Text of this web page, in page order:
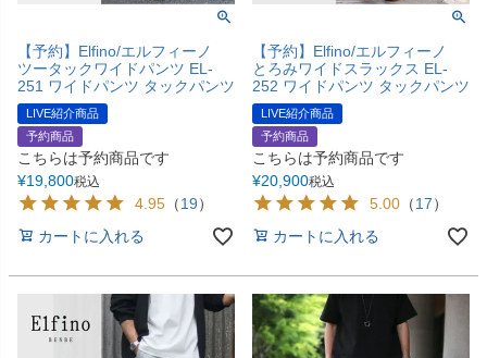
【予約】Elfino/エルフィーノ
ツータックワイドパンツ EL-
251 ワイドパンツ タックパンツ
LIVE紹介商品
予約商品
こちらは予約商品です
¥19,800税込
4.95 （19）
カートに入れる
【予約】Elfino/エルフィーノ
とろみワイドスラックス EL-
252 ワイドパンツ タックパンツ
LIVE紹介商品
予約商品
こちらは予約商品です
¥20,900税込
5.00 （17）
カートに入れる